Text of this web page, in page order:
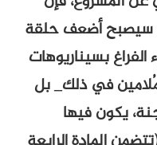
حلقة
بل